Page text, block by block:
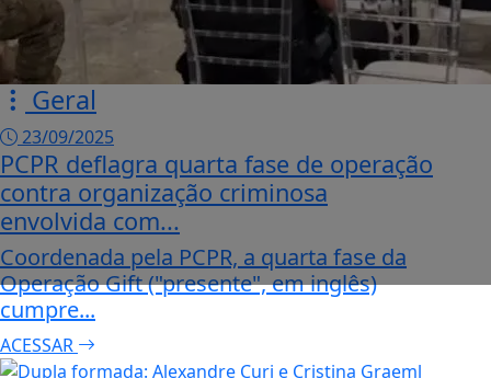
Geral
23/09/2025
PCPR deflagra quarta fase de operação
contra organização criminosa
envolvida com...
Coordenada pela PCPR, a quarta fase da
Operação Gift ("presente", em inglês)
cumpre...
ACESSAR